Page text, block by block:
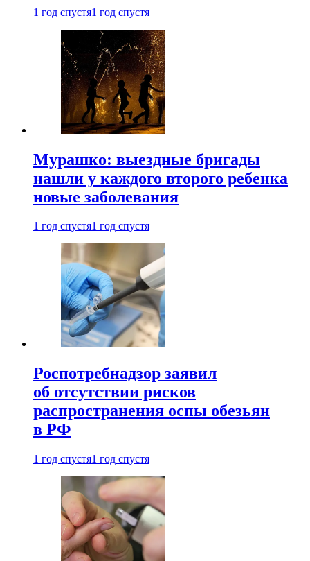
1 год спустя1 год спустя
Мурашко: выездные бригады
нашли у каждого второго ребенка
новые заболевания
1 год спустя1 год спустя
Роспотребнадзор заявил
об отсутствии рисков
распространения оспы обезьян
в РФ
1 год спустя1 год спустя